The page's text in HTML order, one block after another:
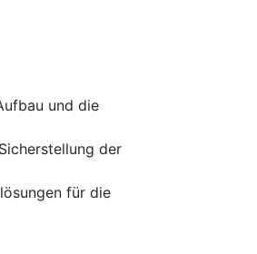
und die
der
für die